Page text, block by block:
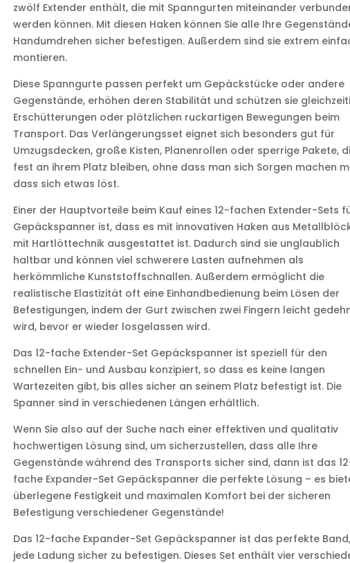
zwölf Extender enthält, die mit Spanngurten miteinander
werden können. Mit diesen Haken können Sie alle Ihre
Handumdrehen sicher befestigen. Außerdem sind sie extrem
montieren.
Diese Spanngurte passen perfekt um Gepäckstücke oder andere
Gegenstände, erhöhen deren Stabilität und schützen sie
Erschütterungen oder plötzlichen ruckartigen Bewegungen beim
Transport. Das Verlängerungsset eignet sich besonders gut für
Umzugsdecken, große Kisten, Planenrollen oder sperrige Pakete,
fest an ihrem Platz bleiben, ohne dass man sich Sorgen machen
dass sich etwas löst.
Einer der Hauptvorteile beim Kauf eines 12-fachen Extender-Sets
Gepäckspanner ist, dass es mit innovativen Haken aus
mit Hartlöttechnik ausgestattet ist. Dadurch sind sie unglaublich
haltbar und können viel schwerere Lasten aufnehmen als
herkömmliche Kunststoffschnallen. Außerdem ermöglicht die
realistische Elastizität oft eine Einhandbedienung beim Lösen der
Befestigungen, indem der Gurt zwischen zwei Fingern leicht
wird, bevor er wieder losgelassen wird.
Das 12-fache Extender-Set Gepäckspanner ist speziell für den
schnellen Ein- und Ausbau konzipiert, so dass es keine langen
Wartezeiten gibt, bis alles sicher an seinem Platz befestigt ist. Die
Spanner sind in verschiedenen Längen erhältlich.
Wenn Sie also auf der Suche nach einer effektiven und qualitativ
hochwertigen Lösung sind, um sicherzustellen, dass alle Ihre
Gegenstände während des Transports sicher sind, dann ist das
fache Expander-Set Gepäckspanner die perfekte Lösung – es
überlegene Festigkeit und maximalen Komfort bei der sicheren
Befestigung verschiedener Gegenstände!
Das 12-fache Expander-Set Gepäckspanner ist das perfekte
jede Ladung sicher zu befestigen. Dieses Set enthält vier